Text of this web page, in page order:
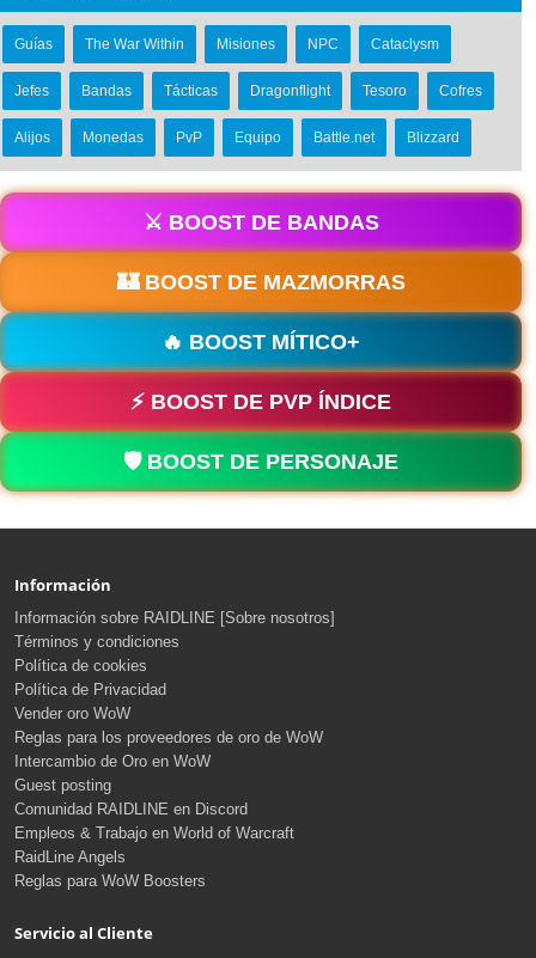
Guías The War Within Misiones NPC Cataclysm
Jefes Bandas Tácticas Dragonflight Tesoro Cofres
Alijos Monedas PvP Equipo Battle.net Blizzard
⚔️ BOOST DE BANDAS
🏰 BOOST DE MAZMORRAS
🔥 BOOST MÍTICO+
⚡ BOOST DE PVP ÍNDICE
🛡️ BOOST DE PERSONAJE
Información
Información sobre RAIDLINE [Sobre nosotros]
Términos y condiciones
Política de cookies
Política de Privacidad
Vender oro WoW
Reglas para los proveedores de oro de WoW
Intercambio de Oro en WoW
Guest posting
Comunidad RAIDLINE en Discord
Empleos & Trabajo en World of Warcraft
RaidLine Angels
Reglas para WoW Boosters
Servicio al Cliente